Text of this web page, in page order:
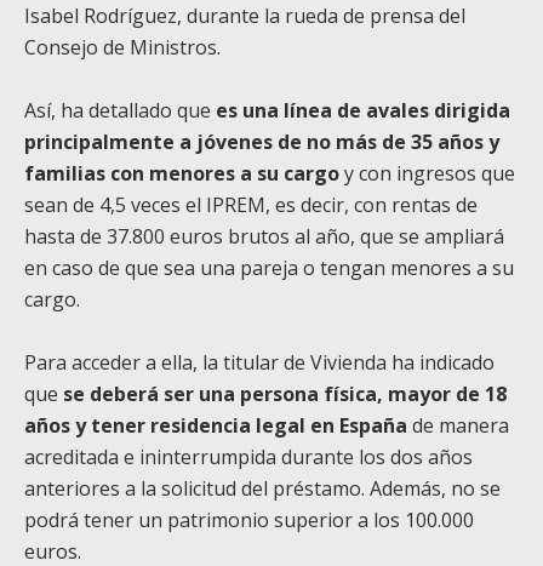
Isabel Rodríguez, durante la rueda de prensa del
Consejo de Ministros.
Así, ha detallado que es una línea de avales dirigida
principalmente a jóvenes de no más de 35 años y
familias con menores a su cargoy con ingresos que
sean de 4,5 veces el IPREM, es decir, con rentas de
hasta de 37.800 euros brutos al año, que se ampliará
en caso de que sea una pareja o tengan menores a su
cargo.
Para acceder a ella, la titular de Vivienda ha indicado
que se deberá ser una persona física, mayor de 18
años y tener residencia legal en España de manera
acreditada e ininterrumpida durante los dos años
anteriores a la solicitud del préstamo. Además, no se
podrá tener un patrimonio superior a los 100.000
euros.